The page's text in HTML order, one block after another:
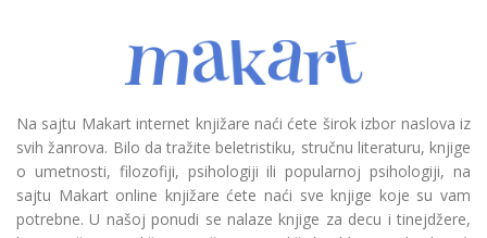
Na sajtu Makart internet knjižare naći ćete širok izbor naslova iz
svih žanrova. Bilo da tražite beletristiku, stručnu literaturu, knjige
o umetnosti, filozofiji, psihologiji ili popularnoj psihologiji, na
sajtu Makart online knjižare ćete naći sve knjige koje su vam
potrebne. U našoj ponudi se nalaze knjige za decu i tinejdžere,